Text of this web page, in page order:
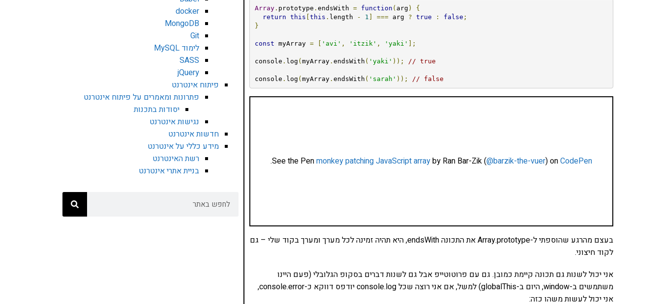
Array. prototype . endsWith = function ( arg )
{
return this [this . length - 1 ] === arg ? true : false ;
}
const myArray = [ 'avi' , 'itzik' , 'yaki' ];
console . log (myArray. endsWith ( 'yaki' )); // true
console . log (myArray. endsWith ( 'sarah' )); // false
See the Penmonkey patching JavaScript arrayby Ran Bar-Zik (@barzik-the-vuer) onCodePen
.
בעצם מהרגע שהוספתי ל-Array.prototype את התכונה endsWith, היא תהיה זמינה לכל מערך ומערך בקוד שלי – גם
לקוד חיצוני.
אני יכול לשנות גם תכונה קיימת כמובן. גם עם פרוטוטייפ אבל גם לשנות דברים בסקופ הגלובלי (פעם היינו
משתמשים ב-window, היום ב-globalThis) למשל, אם אני רוצה שכל console.log יודפס דווקא כ-console.error,
אני יכול לעשות משהו כזה:
docker
MongoDB
Git
לימוד MySQL
SASS
jQuery
פיתוח אינטרנט
פתרונות ומאמרים על פיתוח אינטרנט
יסודות בתכנות
נגישות אינטרנט
חדשות אינטרנט
מידע כללי על אינטרנט
רשת האינטרנט
בניית אתרי אינטרנט